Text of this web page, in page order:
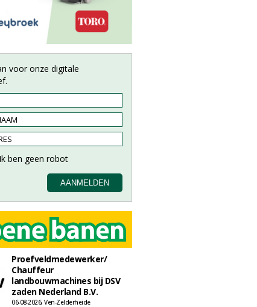
voor onze digitale
Proefveldmedewerker/
Chauffeur
landbouwmachines bij DSV
zaden Nederland B.V.
06-08-2026, Ven-Zelderheide